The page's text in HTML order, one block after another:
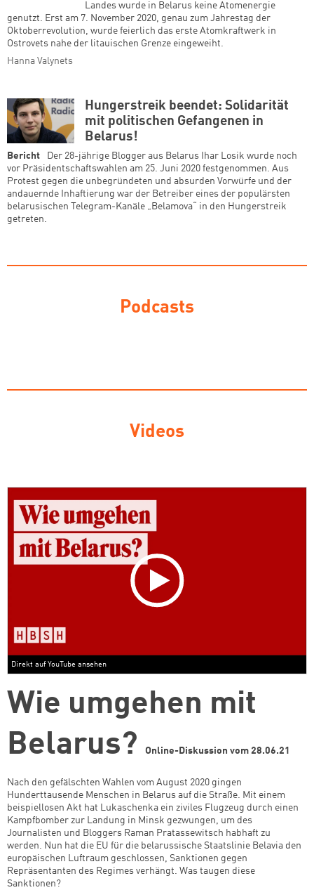
Landes wurde in Belarus keine Atomenergie
genutzt. Erst am 7. November 2020, genau zum Jahrestag der
Oktoberrevolution, wurde feierlich das erste Atomkraftwerk in
Ostrovets nahe der litauischen Grenze eingeweiht.
Hanna Valynets
Hungerstreik beendet: Solidarität
mit politischen Gefangenen in
Belarus!
Bericht
Der 28-jährige Blogger aus Belarus Ihar Losik wurde noch
vor Präsidentschaftswahlen am 25. Juni 2020 festgenommen. Aus
Protest gegen die unbegründeten und absurden Vorwürfe und der
andauernde Inhaftierung war der Betreiber eines der populärsten
belarusischen Telegram-Kanäle „Belamova“ in den Hungerstreik
getreten.
Podcasts
Videos
Direkt auf YouTube ansehen
Wie umgehen mit
Belarus?
Online-Diskussion vom 28.06.21
Nach den gefälschten Wahlen vom August 2020 gingen
Hunderttausende Menschen in Belarus auf die Straße. Mit einem
beispiellosen Akt hat Lukaschenka ein ziviles Flugzeug durch einen
Kampfbomber zur Landung in Minsk gezwungen, um des
Journalisten und Bloggers Raman Pratassewitsch habhaft zu
werden. Nun hat die EU für die belarussische Staatslinie Belavia den
europäischen Luftraum geschlossen, Sanktionen gegen
Repräsentanten des Regimes verhängt. Was taugen diese
Sanktionen?
Zum Warenkorb
weiter lesen Zum Warenkorb